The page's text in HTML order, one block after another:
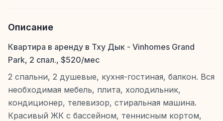
Описание
Квартира в аренду в Тху Дык - Vinhomes Grand
Park, 2 спал., $520/мес
2 спальни, 2 душевые, кухня-гостиная, балкон. Вся
необходимая мебель, плита, холодильник,
кондиционер, телевизор, стиральная машина.
Красивый ЖК с бассейном, теннисным кортом,